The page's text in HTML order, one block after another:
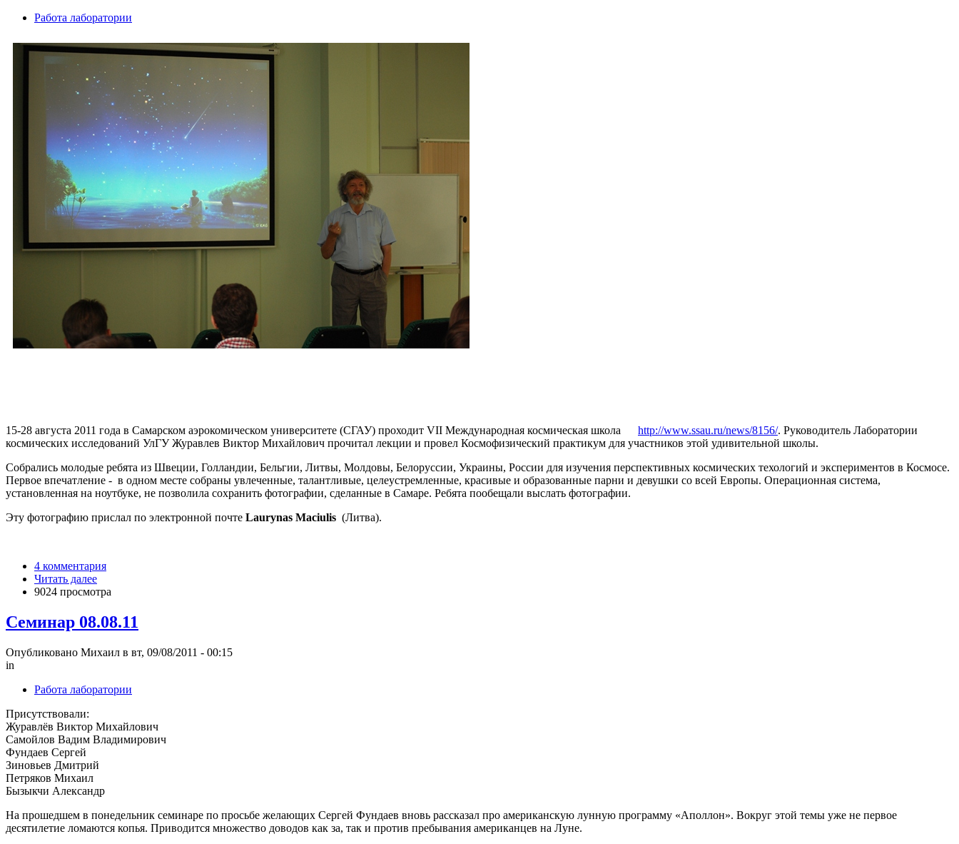
Работа лаборатории
15-28 августа 2011 года в Самарском аэрокомическом университете (СГАУ) проходит VII Международная космическая школа http://www.ssau.ru/news/8156/. Руководитель Лаборатории
космических исследований УлГУ Журавлев Виктор Михайлович прочитал лекции и провел Космофизический практикум для участников этой удивительной школы.
Собрались молодые ребята из Швеции, Голландии, Бельгии, Литвы, Молдовы, Белоруссии, Украины, России для изучения перспективных космических техологий и экспериментов в Космосе.
Первое впечатление - в одном месте собраны увлеченные, талантливые, целеустремленные, красивые и образованные парни и девушки со всей Европы. Операционная система,
установленная на ноутбуке, не позволила сохранить фотографии, сделанные в Самаре. Ребята пообещали выслать фотографии.
Эту фотографию прислал по электронной почте Laurynas Maciulis (Литва).
4 комментария
Читать далее
9024 просмотра
Семинар 08.08.11
Опубликовано Михаил в вт, 09/08/2011 - 00:15
in
Работа лаборатории
Присутствовали:
Журавлёв Виктор Михайлович
Самойлов Вадим Владимирович
Фундаев Сергей
Зиновьев Дмитрий
Петряков Михаил
Бызыкчи Александр
На прошедшем в понедельник семинаре по просьбе желающих Сергей Фундаев вновь рассказал про американскую лунную программу «Аполлон». Вокруг этой темы уже не первое
десятилетие ломаются копья. Приводится множество доводов как за, так и против пребывания американцев на Луне.